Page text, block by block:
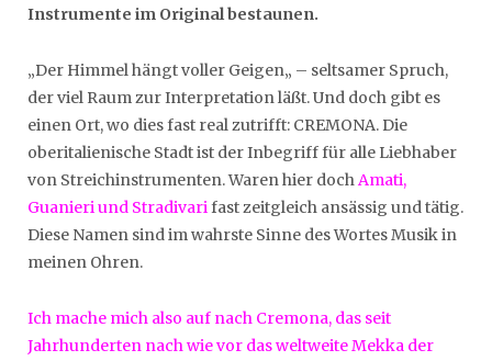
Instrumente im Original bestaunen.
„Der Himmel hängt voller Geigen„ – seltsamer Spruch,
der viel Raum zur Interpretation läßt. Und doch gibt es
einen Ort, wo dies fast real zutrifft: CREMONA. Die
oberitalienische Stadt ist der Inbegriff für alle Liebhaber
von Streichinstrumenten. Waren hier dochAmati,
Guanieri und Stradivarifast zeitgleich ansässig und tätig.
Diese Namen sind im wahrste Sinne des Wortes Musik in
meinen Ohren.
Ich mache mich also auf nach Cremona, das seit
Jahrhunderten nach wie vor das weltweite Mekka der